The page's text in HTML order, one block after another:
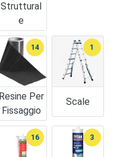
Struttural
E
Resine Per
Fissaggio
14
Scale
1
16 3